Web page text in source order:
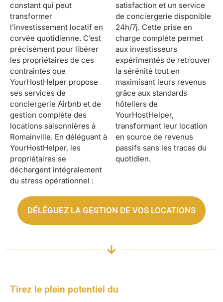
constant qui peut
transformer
l’investissement locatif en
corvée quotidienne. C’est
précisément pour libérer
les propriétaires de ces
contraintes que
YourHostHelper propose
ses services de
conciergerie Airbnb et de
gestion complète des
locations saisonnières à
Romainville. En déléguant à
YourHostHelper, les
propriétaires se
déchargent intégralement
du stress opérationnel :
satisfaction et un service
de conciergerie disponible
24h/7j. Cette prise en
charge complète permet
aux investisseurs
expérimentés de retrouver
la sérénité tout en
maximisant leurs revenus
grâce aux standards
hôteliers de
YourHostHelper,
transformant leur location
en source de revenus
passifs sans les tracas du
quotidien.
DÉLÉGUEZ LA GESTION DE VOS LOCATIONS
Tirez le plein potentiel du